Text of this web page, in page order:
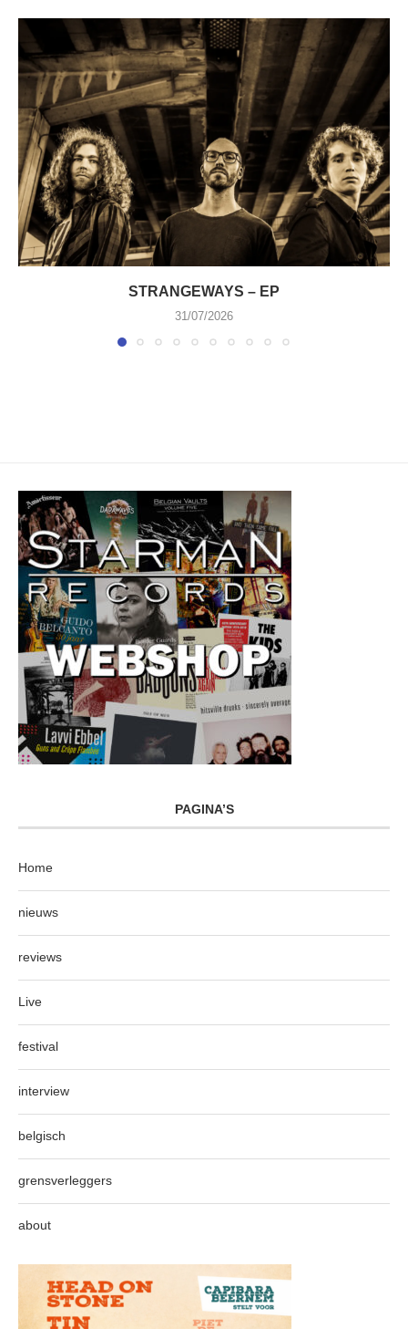
STRANGEWAYS – EP
31/07/2026
PAGINA’S
Home
nieuws
reviews
Live
festival
interview
belgisch
grensverleggers
about